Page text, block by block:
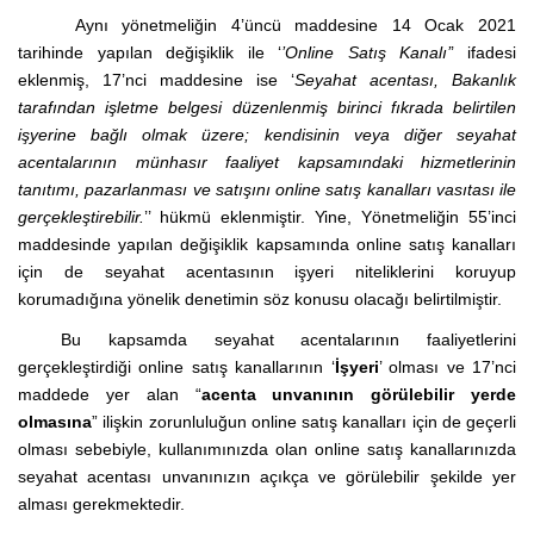
Aynı yönetmeliğin 4’üncü maddesine 14 Ocak 2021
tarihinde yapılan değişiklik ile ‘’Online Satış Kanalı’’ ifadesi
eklenmiş, 17’nci maddesine ise ‘Seyahat acentası, Bakanlık
tarafından işletme belgesi düzenlenmiş birinci fıkrada belirtilen
işyerine bağlı olmak üzere; kendisinin veya diğer seyahat
acentalarının münhasır faaliyet kapsamındaki hizmetlerinin
tanıtımı, pazarlanması ve satışını online satış kanalları vasıtası ile
gerçekleştirebilir.’’ hükmü eklenmiştir. Yine, Yönetmeliğin 55’inci
maddesinde yapılan değişiklik kapsamında online satış kanalları
için de seyahat acentasının işyeri niteliklerini koruyup
korumadığına yönelik denetimin söz konusu olacağı belirtilmiştir.
Bu kapsamda seyahat acentalarının faaliyetlerini
gerçekleştirdiği online satış kanallarının ‘İşyeri’ olması ve 17’nci
maddede yer alan “acenta unvanının görülebilir yerde
olmasına” ilişkin zorunluluğun online satış kanalları için de geçerli
olması sebebiyle, kullanımınızda olan online satış kanallarınızda
seyahat acentası unvanınızın açıkça ve görülebilir şekilde yer
alması gerekmektedir.